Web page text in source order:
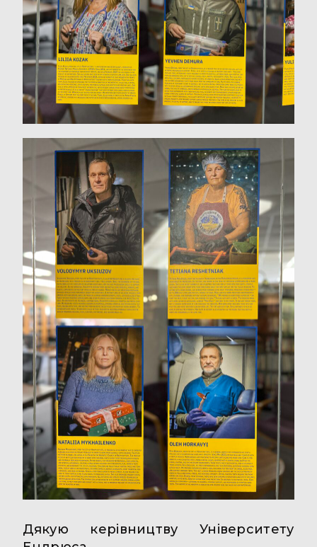
Дякую керівництву Університету